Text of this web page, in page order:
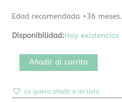
Edad recomendada +36 meses.
Disponibilidad:Hay existencias
Añadir al carrito
Lo quiero añadir a mi lista